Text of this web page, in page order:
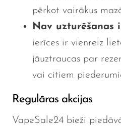
pērkot vairākus
Nav uzturēšanas
ierīces ir vienreiz
jāuztraucas par
vai citiem
Regulāras akcijas
VapeSale24 bieži